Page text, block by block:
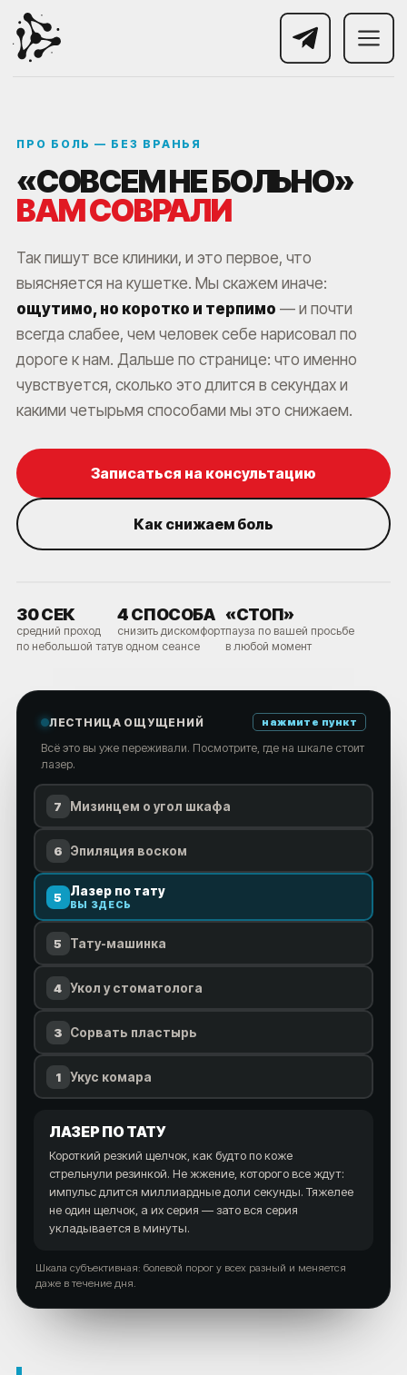
ПРО БОЛЬ — БЕЗ ВРАНЬЯ
«СОВСЕМ НЕ БОЛЬНО»
ВАМ СОВРАЛИ
Так пишут все клиники, и это первое, что
выясняется на кушетке. Мы скажем иначе:
ощутимо, но коротко и терпимо — и почти
всегда слабее, чем человек себе нарисовал по
дороге к нам. Дальше по странице: что именно
чувствуется, сколько это длится в секундах и
какими четырьмя способами мы это снижаем.
Записаться на консультацию
Как снижаем боль
30 СЕК
средний проход
по небольшой тату
4 СПОСОБА
снизить дискомфорт
в одном сеансе
«СТОП»
пауза по вашей просьбе
в любой момент
ЛЕСТНИЦА ОЩУЩЕНИЙ нажмите пункт
Всё это вы уже переживали. Посмотрите, где на шкале стоит
лазер.
7 Мизинцем о угол шкафа
6 Эпиляция воском
5 Лазер по тату
ВЫ ЗДЕСЬ
5 Тату-машинка
4 Укол у стоматолога
3 Сорвать пластырь
1 Укус комара
ЛАЗЕР ПО ТАТУ
Короткий резкий щелчок, как будто по коже
стрельнули резинкой. Не жжение, которого все ждут:
импульс длится миллиардные доли секунды. Тяжелее
не один щелчок, а их серия — зато вся серия
укладывается в минуты.
Шкала субъективная: болевой порог у всех разный и меняется
даже в течение дня.